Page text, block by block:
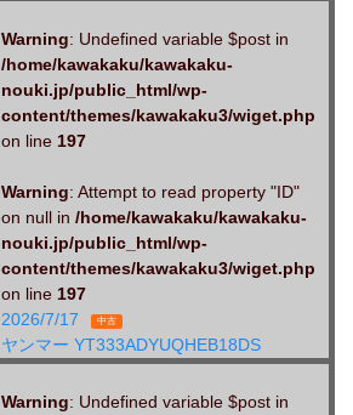
Warning: Undefined variable $post in
/home/kawakaku/kawakaku-
nouki.jp/public_html/wp-
content/themes/kawakaku3/wiget.php
on line 197
Warning: Attempt to read property "ID"
on null in /home/kawakaku/kawakaku-
nouki.jp/public_html/wp-
content/themes/kawakaku3/wiget.php
on line 197
2026/7/17
中古
ヤンマー YT333ADYUQHEB18DS
Warning: Undefined variable $post in